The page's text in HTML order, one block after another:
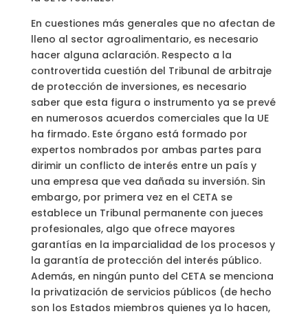
En cuestiones más generales que no afectan de
lleno al sector agroalimentario, es necesario
hacer alguna aclaración. Respecto a la
controvertida cuestión del Tribunal de arbitraje
de protección de inversiones, es necesario
saber que esta figura o instrumento ya se prevé
en numerosos acuerdos comerciales que la UE
ha firmado. Este órgano está formado por
expertos nombrados por ambas partes para
dirimir un conflicto de interés entre un país y
una empresa que vea dañada su inversión. Sin
embargo, por primera vez en el CETA se
establece un Tribunal permanente con jueces
profesionales, algo que ofrece mayores
garantías en la imparcialidad de los procesos y
la garantía de protección del interés público.
Además, en ningún punto del CETA se menciona
la privatización de servicios públicos (de hecho
son los Estados miembros quienes ya lo hacen,